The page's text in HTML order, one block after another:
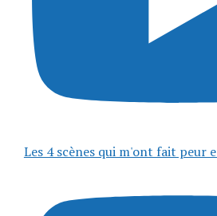
Les 4 scènes qui m'ont fait peur